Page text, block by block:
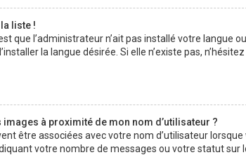
liste !
que l’administrateur n’ait pas installé votre
la langue désirée. Si elle n’existe pas,
à proximité de mon nom d’utilisateur ?
être associées avec votre nom d’utilisateur
votre nombre de messages ou votre statut